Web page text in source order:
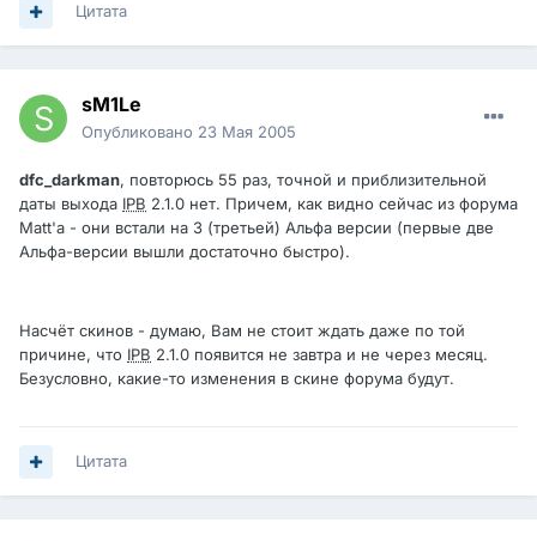
Цитата
sM1Le
Опубликовано 23 Мая 2005
dfc_darkman, повторюсь 55 раз, точной и приблизительной
даты выхода IPB 2.1.0 нет. Причем, как видно сейчас из форума
Matt'а - они встали на 3 (третьей) Альфа версии (первые две
Альфа-версии вышли достаточно быстро).
Насчёт скинов - думаю, Вам не стоит ждать даже по той
причине, что IPB 2.1.0 появится не завтра и не через месяц.
Безусловно, какие-то изменения в скине форума будут.
Цитата